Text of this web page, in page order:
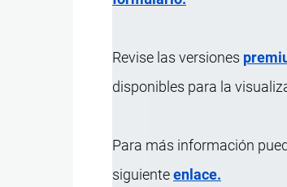
Revise las versiones
disponibles para la
Para más información
siguienteenlace.